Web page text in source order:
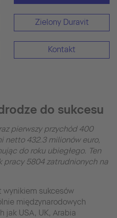
Zielony Duravit
Kontakt
do sukcesu
pierwszy przychód 400
netto 432.3 milionów euro,
do roku ubiegłego. Ten
pracy 5804 zatrudnionych na
wynikiem sukcesów
międzynarodowych
jak USA, UK, Arabia